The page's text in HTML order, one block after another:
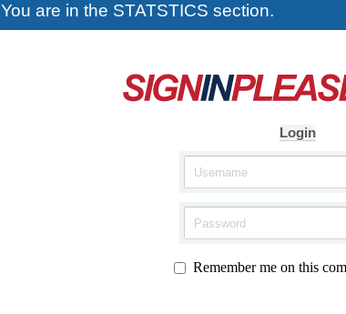
You are in the STATSTICS section.
Login
Remember me on this